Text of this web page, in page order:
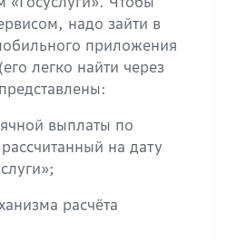
надо зайти в
приложения
легко найти через
выплаты по
на дату
расчёта